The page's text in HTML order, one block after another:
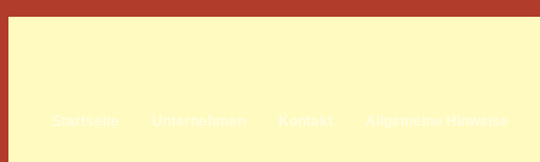
Startseite Unternehmen Kontakt Allgemeine Hinweise